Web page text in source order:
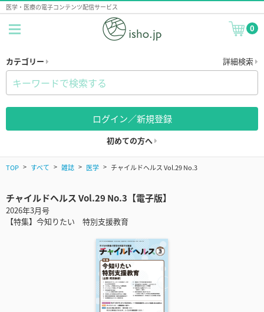
医学・医療の電子コンテンツ配信サービス
0
カテゴリー 詳細検索
ログイン／新規登録
初めての方へ
TOP すべて 雑誌 医学 チャイルドヘルス Vol.29 No.3
チャイルドヘルス Vol.29 No.3【電子版】
2026年3月号
【特集】今知りたい 特別支援教育